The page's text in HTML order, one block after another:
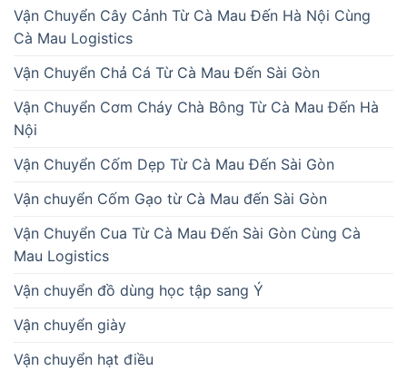
Vận Chuyển Cây Cảnh Từ Cà Mau Đến Hà Nội Cùng
Cà Mau Logistics
Vận Chuyển Chả Cá Từ Cà Mau Đến Sài Gòn
Vận Chuyển Cơm Cháy Chà Bông Từ Cà Mau Đến Hà
Nội
Vận Chuyển Cốm Dẹp Từ Cà Mau Đến Sài Gòn
Vận chuyển Cốm Gạo từ Cà Mau đến Sài Gòn
Vận Chuyển Cua Từ Cà Mau Đến Sài Gòn Cùng Cà
Mau Logistics
Vận chuyển đồ dùng học tập sang Ý
Vận chuyển giày
Vận chuyển hạt điều